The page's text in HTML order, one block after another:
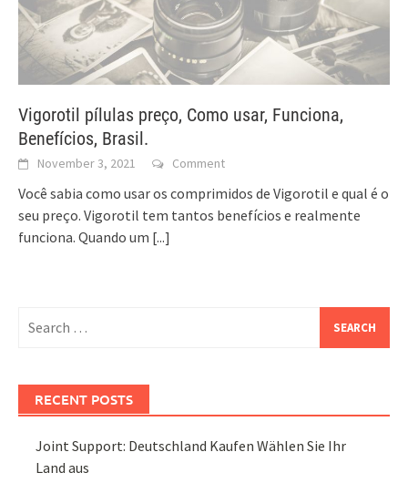
Vigorotil pílulas preço, Como usar, Funciona,
Benefícios, Brasil.
November 3, 2021 Comment
Você sabia como usar os comprimidos de Vigorotil e qual é o
seu preço. Vigorotil tem tantos benefícios e realmente
funciona. Quando um [...]
for:
RECENT POSTS
Joint Support: Deutschland Kaufen Wählen Sie Ihr
Land aus